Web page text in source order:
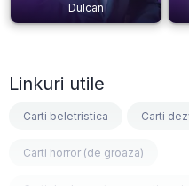
Dulcan
Linkuri utile
Carti beletristica Carti
Carti horror (de groaza)